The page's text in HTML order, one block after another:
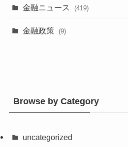
金融ニュース (419)
金融政策 (9)
Browse by Category
uncategorized